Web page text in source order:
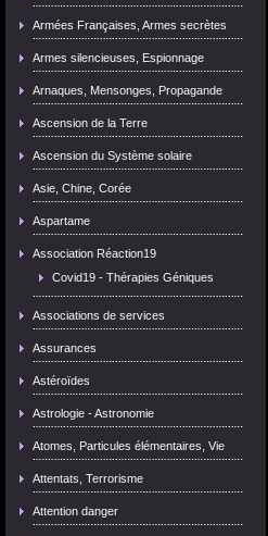
Armées Françaises, Armes secrètes
Armes silencieuses, Espionnage
Arnaques, Mensonges, Propagande
Ascension de la Terre
Ascension du Système solaire
Asie, Chine, Corée
Aspartame
Association Réaction19
Covid19 - Thérapies Géniques
Associations de services
Assurances
Astéroïdes
Astrologie - Astronomie
Atomes, Particules élémentaires, Vie
Attentats, Terrorisme
Attention danger